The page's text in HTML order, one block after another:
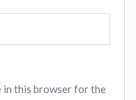
in this browser for the